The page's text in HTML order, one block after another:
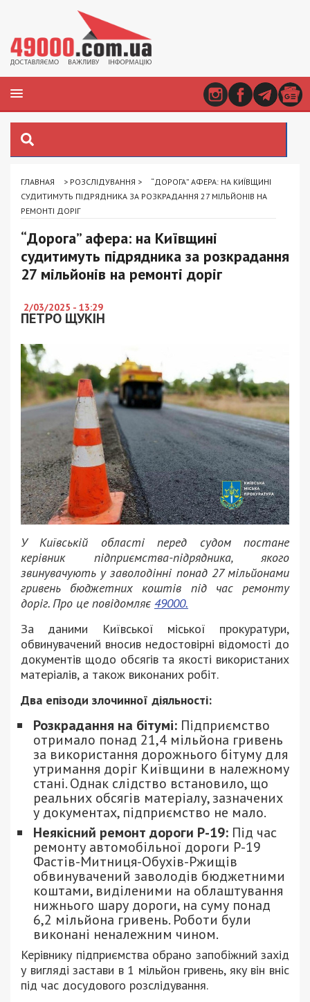
ГЛАВНАЯ > РОЗСЛІДУВАННЯ >
“ДОРОГА” АФЕРА: НА КИЇВЩИНІ
СУДИТИМУТЬ ПІДРЯДНИКА ЗА РОЗКРАДАННЯ 27 МІЛЬЙОНІВ НА
РЕМОНТІ ДОРІГ
“Дорога” афера: на Київщині
судитимуть підрядника за розкрадання
27 мільйонів на ремонті доріг
2/03/2025 - 13:29
ПЕТРО ЩУКІН
У Київській області перед судом постане
керівник підприємства-підрядника, якого
звинувачують у заволодінні понад 27 мільйонами
гривень бюджетних коштів під час ремонту
доріг. Про це повідомляє 49000.
За даними Київської міської прокуратури,
обвинувачений вносив недостовірні відомості до
документів щодо обсягів та якості використаних
матеріалів, а також виконаних робіт.
Два епізоди злочинної діяльності:
Розкрадання на бітумі: Підприємство
отримало понад 21,4 мільйона гривень
за використання дорожнього бітуму для
утримання доріг Київщини в належному
стані. Однак слідство встановило, що
реальних обсягів матеріалу, зазначених
у документах, підприємство не мало.
Неякісний ремонт дороги Р-19: Під час
ремонту автомобільної дороги Р-19
Фастів-Митниця-Обухів-Ржищів
обвинувачений заволодів бюджетними
коштами, виділеними на облаштування
нижнього шару дороги, на суму понад
6,2 мільйона гривень. Роботи були
виконані неналежним чином.
Керівнику підприємства обрано запобіжний захід
у вигляді застави в 1 мільйон гривень, яку він вніс
під час досудового розслідування.